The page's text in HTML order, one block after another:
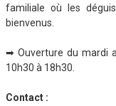
familiale où les
bienvenus.
➡︎ Ouverture du mardi
10h30 à 18h30.
Contact :